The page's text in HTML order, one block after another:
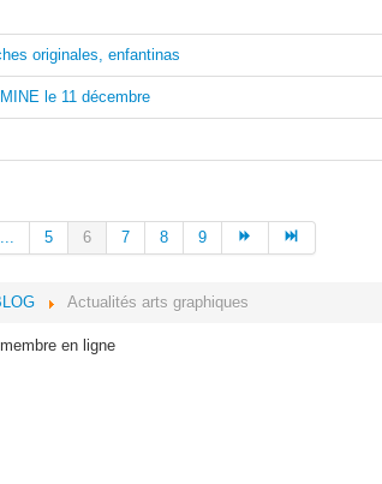
originales, enfantinas
le 11 décembre
... 5 6 7 8 9
Actualités arts graphiques
en ligne